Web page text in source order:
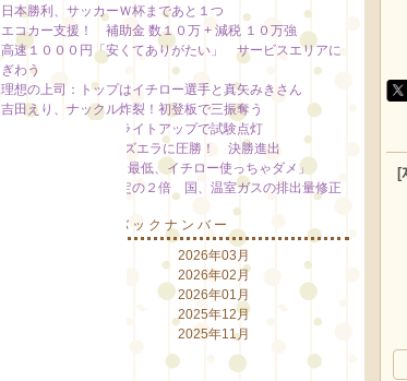
日本勝利、サッカーＷ杯まであと１つ
エコカー支援！ 補助金 数１０万 + 減税 １０万強
高速１０００円「安くてありがたい」 サービスエリアに
ぎわう
理想の上司：トップはイチロー選手と真矢みきさん
吉田えり、ナックル炸裂！初登板で三振奪う
清水寺、光の幻想 ライトアップで試験点灯
【WBC】韓国がベネズエラに圧勝！ 決勝進出
野村“舌好調”「運気は最低、イチロー使っちゃダメ」
代替フロン漏れ、想定の２倍 国、温室ガスの排出量修正
バックナンバー
2026年03月
2026年02月
2026年01月
2025年12月
2025年11月
[